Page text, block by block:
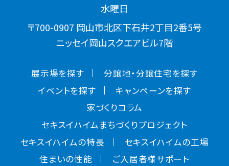
水曜日
〒700-0907 岡山市北区下石井2丁目2番5号
ニッセイ岡山スクエアビル7階
展示場を探す
分譲地・分譲住宅を探す
イベントを探す
キャンペーンを探す
家づくりコラム
セキスイハイムまちづくりプロジェクト
セキスイハイムの特長
セキスイハイムの工場
住まいの性能
ご入居者様サポート